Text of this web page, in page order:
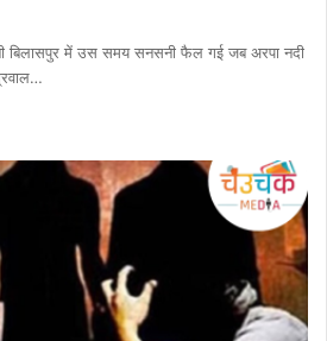
बिलासपुर में उस समय सनसनी फैल गई जब अरपा नदी